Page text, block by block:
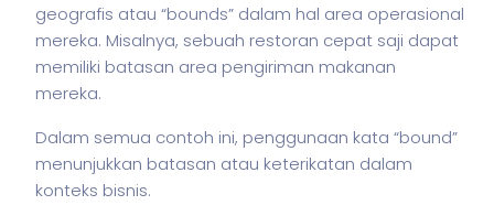
geografis atau “bounds” dalam hal area operasional
mereka. Misalnya, sebuah restoran cepat saji dapat
memiliki batasan area pengiriman makanan
mereka.
Dalam semua contoh ini, penggunaan kata “bound”
menunjukkan batasan atau keterikatan dalam
konteks bisnis.